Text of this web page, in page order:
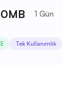
1 Gün
Tek Kullanımlık